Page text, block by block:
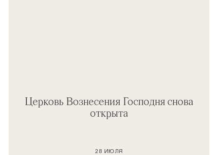
Церковь Вознесения Господня снова
открыта
28 ИЮЛЯ